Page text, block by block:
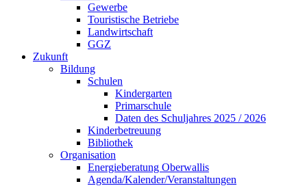
Gewerbe
Touristische Betriebe
Landwirtschaft
GGZ
Zukunft
Bildung
Schulen
Kindergarten
Primarschule
Daten des Schuljahres 2025 / 2026
Kinderbetreuung
Bibliothek
Organisation
Energieberatung Oberwallis
Agenda/Kalender/Veranstaltungen